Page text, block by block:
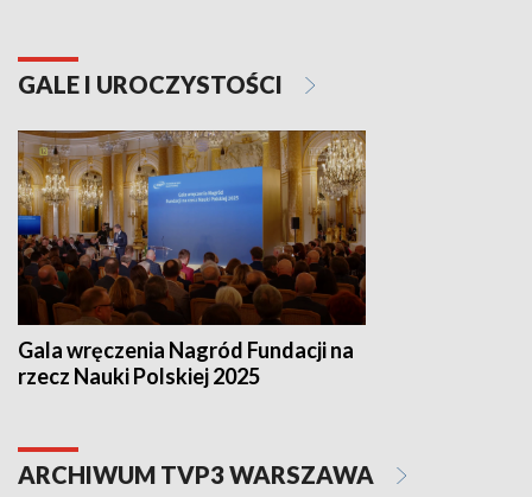
GALE I UROCZYSTOŚCI
Gala wręczenia Nagród Fundacji na
rzecz Nauki Polskiej 2025
ARCHIWUM TVP3 WARSZAWA